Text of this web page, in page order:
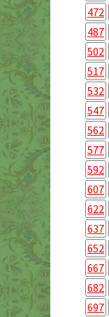
472
487
502
517
532
547
562
577
592
607
622
637
652
667
682
697